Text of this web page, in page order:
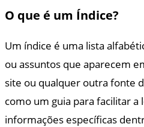
O que é um Índice?
Um índice é uma lista
ou assuntos que aparecem
site ou qualquer outra fonte
como um guia para facilitar a
informações específicas